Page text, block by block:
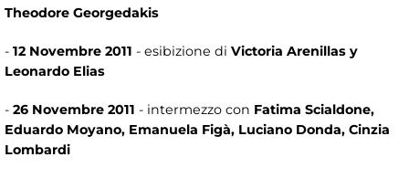
Theodore Georgedakis
- 12 Novembre 2011 - esibizione di Victoria Arenillas y
Leonardo Elias
- 26 Novembre 2011 - intermezzo con Fatima Scialdone,
Eduardo Moyano, Emanuela Figà, Luciano Donda, Cinzia
Lombardi